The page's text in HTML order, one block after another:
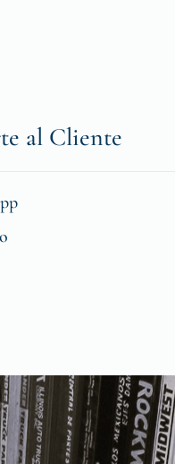
al Cliente